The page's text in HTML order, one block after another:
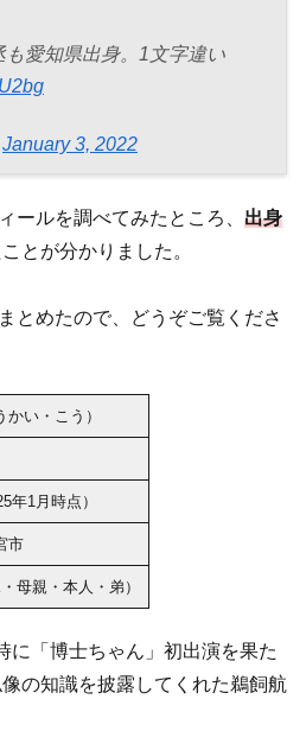
も愛知県出身。1文字違い
January 3, 2022
ールを調べてみたところ、 出身
とが分かりました。
とめたので、どうぞご覧くださ
かい・こう）
年1月時点）
市
母親・本人・弟）
に「博士ちゃん」初出演を果た
の知識を披露してくれた鵜飼航